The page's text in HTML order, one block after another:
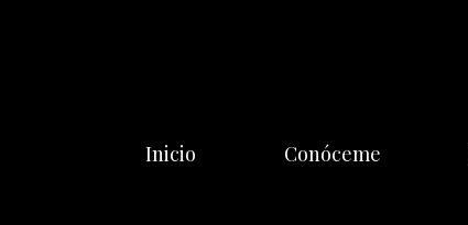
Inicio Conóceme